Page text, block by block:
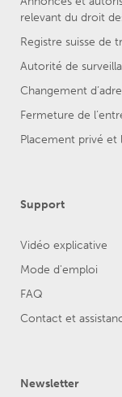
relevant du droit
Registre suisse de
Autorité de
Changement
Fermeture de
Placement privé et
Support
Vidéo explicative
Mode d'emploi
FAQ
Contact et
Newsletter